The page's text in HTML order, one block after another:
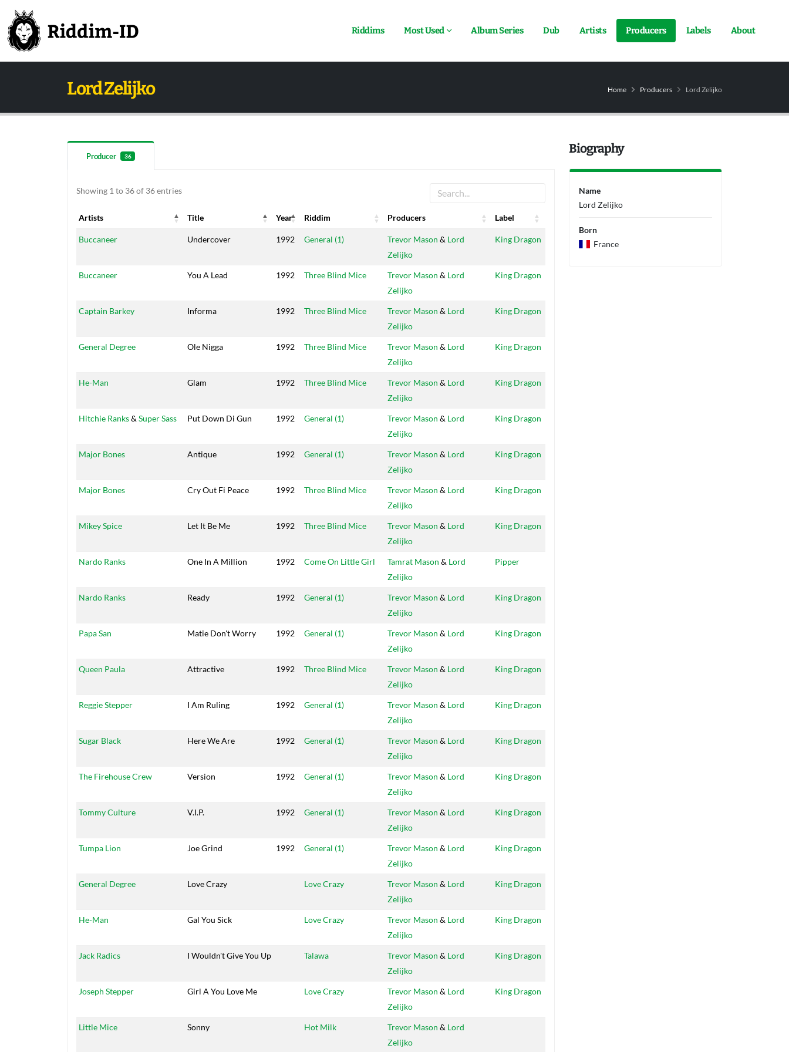
Riddims Most Used Album Series Dub Artists Producers Labels About
Lord Zelijko Home Producers Lord Zelijko
Producer 36
Showing 1 to 36 of 36 entries
Artists Title Year Riddim Producers
Label
Artists
Title Year Riddim Producers Label
Buccaneer Undercover 1992 General (1) Trevor Mason & Lord
Zelijko
King Dragon
Buccaneer You A Lead 1992 Three Blind Mice Trevor Mason & Lord
Zelijko
King Dragon
Captain Barkey Informa 1992 Three Blind Mice Trevor Mason & Lord
Zelijko
King Dragon
General Degree Ole Nigga 1992 Three Blind Mice Trevor Mason & Lord
Zelijko
King Dragon
He-Man Glam 1992 Three Blind Mice Trevor Mason & Lord
Zelijko
King Dragon
Hitchie Ranks& Super Sass Put Down Di Gun 1992 General (1) Trevor Mason & Lord
Zelijko
King Dragon
Major Bones Antique 1992 General (1) Trevor Mason & Lord
Zelijko
King Dragon
Major Bones Cry Out Fi Peace 1992 Three Blind Mice Trevor Mason & Lord
Zelijko
King Dragon
Mikey Spice Let It Be Me 1992 Three Blind Mice Trevor Mason & Lord
Zelijko
King Dragon
Nardo Ranks One In A Million 1992 Come On Little Girl Tamrat Mason & Lord
Zelijko
Pipper
Nardo Ranks Ready 1992 General (1) Trevor Mason & Lord
Zelijko
King Dragon
Papa San Matie Don't Worry 1992 General (1) Trevor Mason & Lord
Zelijko
King Dragon
Queen Paula Attractive 1992 Three Blind Mice Trevor Mason & Lord
Zelijko
King Dragon
Reggie Stepper I Am Ruling 1992 General (1) Trevor Mason & Lord
Zelijko
King Dragon
Sugar Black Here We Are 1992 General (1) Trevor Mason & Lord
Zelijko
King Dragon
The Firehouse Crew Version 1992 General (1) Trevor Mason & Lord
Zelijko
King Dragon
Tommy Culture V.I.P. 1992 General (1) Trevor Mason & Lord
Zelijko
King Dragon
Tumpa Lion Joe Grind 1992 General (1) Trevor Mason & Lord
Zelijko
King Dragon
General Degree Love Crazy Love Crazy Trevor Mason & Lord
Zelijko
King Dragon
He-Man Gal You Sick Love Crazy Trevor Mason & Lord
Zelijko
King Dragon
Jack Radics I Wouldn't Give You Up Talawa Trevor Mason & Lord
Zelijko
King Dragon
Joseph Stepper Girl A You Love Me Love Crazy Trevor Mason & Lord
Zelijko
King Dragon
Little Mice Sonny Hot Milk Trevor Mason & Lord
Zelijko
Biography
Name
Lord Zelijko
Born
France